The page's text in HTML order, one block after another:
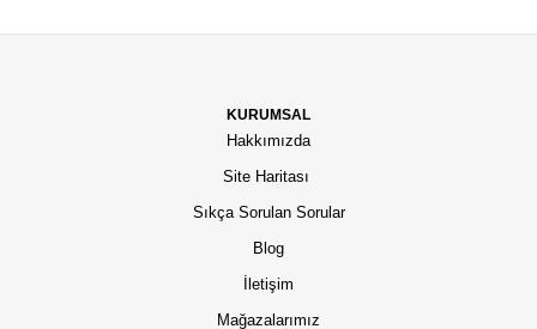
KURUMSAL
Hakkımızda
Site Haritası
Sıkça Sorulan Sorular
Blog
İletişim
Mağazalarımız